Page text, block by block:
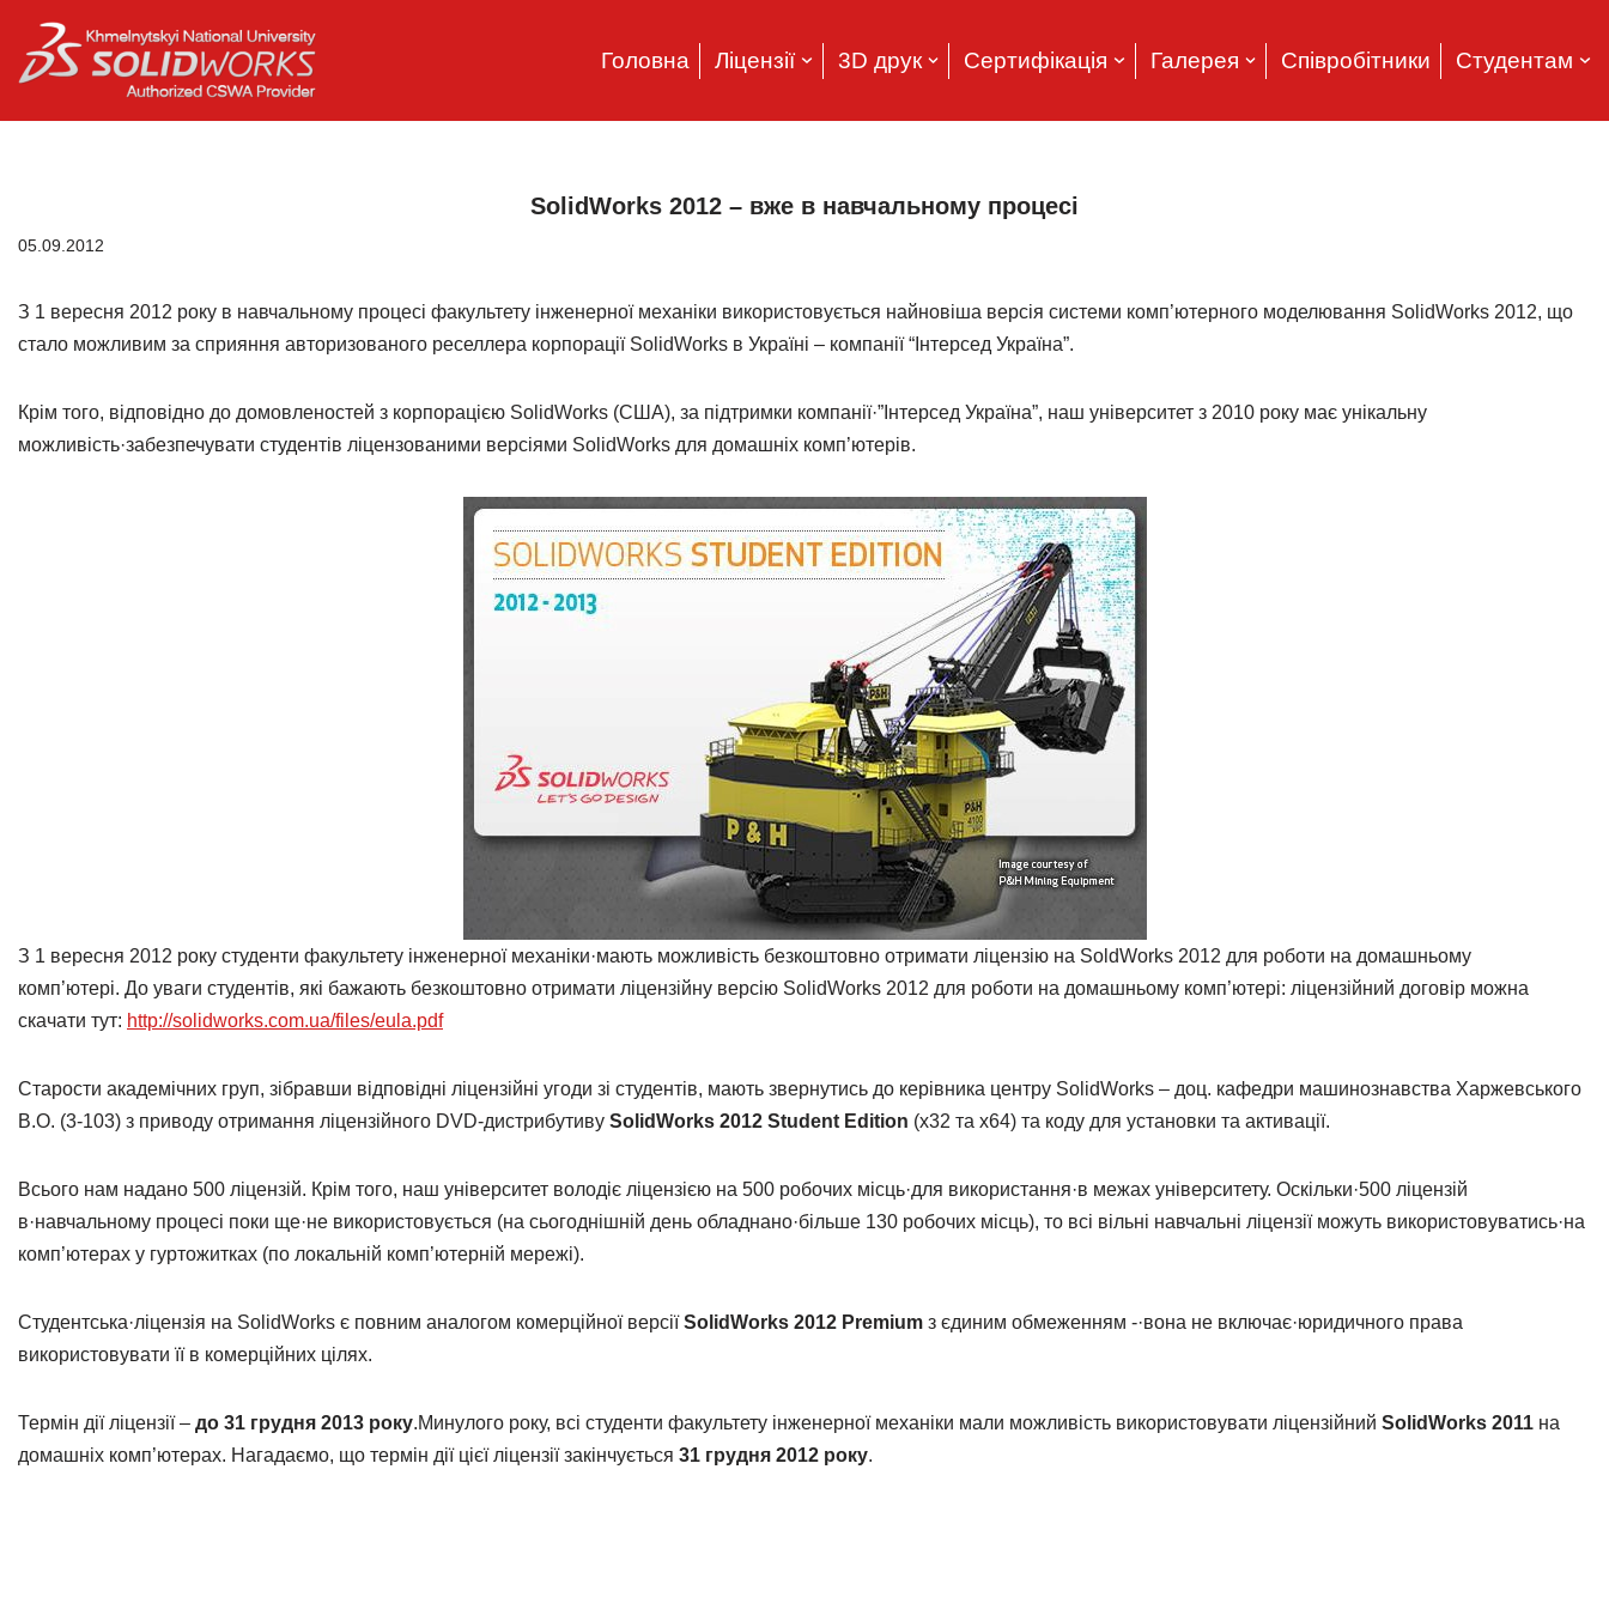
Перейти
Головна Ліцензії 3D друк Сертифікація Галерея Співробітники Студентам
SolidWorks 2012 – вже в навчальному процесі
05.09.2012
З 1 вересня 2012 року в навчальному процесі факультету інженерної механіки використовується найновіша версія системи комп’ютерного моделювання SolidWorks 2012, що
стало можливим за сприяння авторизованого реселлера корпорації SolidWorks в Україні – компанії “Інтерсед Україна”.
Крім того, відповідно до домовленостей з корпорацією SolidWorks (США), за підтримки компанії·”Інтерсед Україна”, наш університет з 2010 року має унікальну
можливість·забезпечувати студентів ліцензованими версіями SolidWorks для домашніх комп’ютерів.
З 1 вересня 2012 року студенти факультету інженерної механіки·мають можливість безкоштовно отримати ліцензію на SoldWorks 2012 для роботи на домашньому
комп’ютері. До уваги студентів, які бажають безкоштовно отримати ліцензійну версію SolidWorks 2012 для роботи на домашньому комп’ютері: ліцензійний договір можна
скачати тут: http://solidworks.com.ua/files/eula.pdf
Старости академічних груп, зібравши відповідні ліцензійні угоди зі студентів, мають звернутись до керівника центру SolidWorks – доц. кафедри машинознавства Харжевського
В.О. (3-103) з приводу отримання ліцензійного DVD-дистрибутиву SolidWorks 2012 Student Edition (x32 та x64) та коду для установки та активації.
Всього нам надано 500 ліцензій. Крім того, наш університет володіє ліцензією на 500 робочих місць·для використання·в межах університету. Оскільки·500 ліцензій
в·навчальному процесі поки ще·не використовується (на сьогоднішній день обладнано·більше 130 робочих місць), то всі вільні навчальні ліцензії можуть використовуватись·на
комп’ютерах у гуртожитках (по локальній комп’ютерній мережі).
Студентська·ліцензія на SolidWorks є повним аналогом комерційної версіїSolidWorks 2012 Premium з єдиним обмеженням -·вона не включає·юридичного права
використовувати її в комерційних цілях.
Термін дії ліцензії – до 31 грудня 2013 року.Минулого року, всі студенти факультету інженерної механіки мали можливість використовувати ліцензійний SolidWorks 2011 на
домашніх комп’ютерах. Нагадаємо, що термін дії цієї ліцензії закінчується 31 грудня 2012 року.